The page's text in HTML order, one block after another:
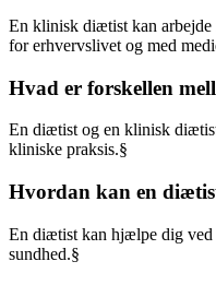
En klinisk diætist kan arbejde
for erhvervslivet og med
Hvad er forskellen
En diætist og en klinisk
kliniske praksis.§
Hvordan kan en
En diætist kan hjælpe dig ved
sundhed.§